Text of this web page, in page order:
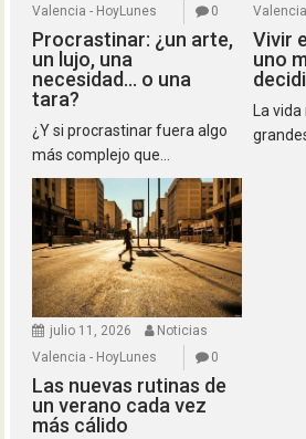
Valencia - HoyLunes
0
Procrastinar: ¿un arte,
un lujo, una
necesidad… o una
tara?
¿Y si procrastinar fuera algo
más complejo que...
Vivir
uno
La
julio 11, 2026
Noticias
Valencia - HoyLunes
0
Las nuevas rutinas de
un verano cada vez
más cálido